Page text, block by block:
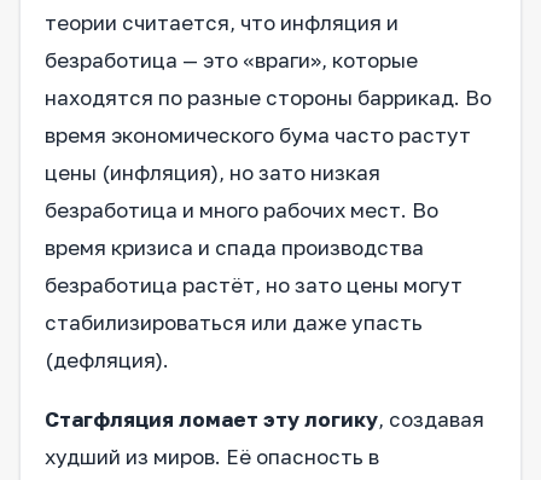
теории считается, что инфляция и
безработица — это «враги», которые
находятся по разные стороны баррикад. Во
время экономического бума часто растут
цены (инфляция), но зато низкая
безработица и много рабочих мест. Во
время кризиса и спада производства
безработица растёт, но зато цены могут
стабилизироваться или даже упасть
(дефляция).
Стагфляция ломает эту логику, создавая
худший из миров. Её опасность в